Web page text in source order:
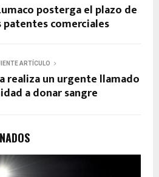
posterga el plazo de
patentes comerciales
ARTÍCULO
realiza un urgente llamado
a donar sangre